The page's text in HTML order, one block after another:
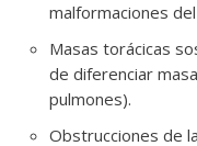
malformaciones
Masas torácicas
de diferenciar
pulmones).
Obstrucciones de